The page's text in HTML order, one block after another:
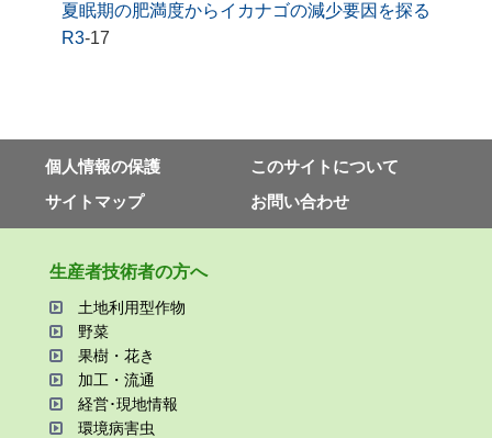
夏眠期の肥満度からイカナゴの減少要因を探る
R3-17
個⼈情報の保護
このサイトについて
サイトマップ
お問い合わせ
⽣産者技術者の⽅へ
⼟地利⽤型作物
野菜
果樹・花き
加⼯・流通
経営･現地情報
環境病害⾍